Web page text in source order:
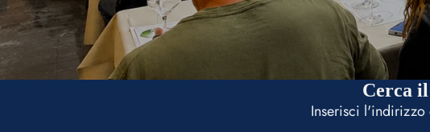
Cerca
Inserisci l'indirizzo